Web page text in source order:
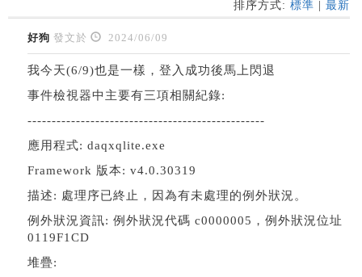
排序方式: 標準 最新
好狗 發文於 2024/06/09
我今天(6/9)也是一樣，登入成功後馬上閃退
事件檢視器中主要有三項相關紀錄:
-------------------------------------------------
應用程式: daqxqlite.exe
Framework 版本: v4.0.30319
描述: 處理序已終止，因為有未處理的例外狀況。
例外狀況資訊: 例外狀況代碼 c0000005，例外狀況位址
0119F1CD
堆疊: